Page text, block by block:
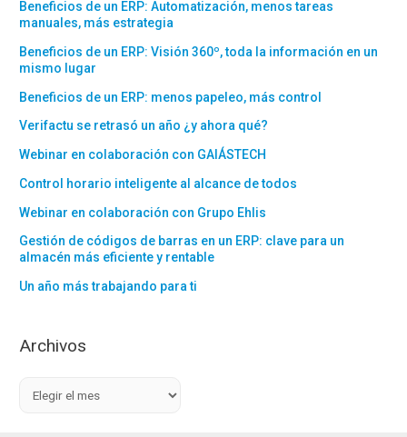
Beneficios de un ERP: Automatización, menos tareas
manuales, más estrategia
Beneficios de un ERP: Visión 360º, toda la información en un
mismo lugar
Beneficios de un ERP: menos papeleo, más control
Verifactu se retrasó un año ¿y ahora qué?
Webinar en colaboración con GAIÁSTECH
Control horario inteligente al alcance de todos
Webinar en colaboración con Grupo Ehlis
Gestión de códigos de barras en un ERP: clave para un
almacén más eficiente y rentable
Un año más trabajando para ti
Archivos